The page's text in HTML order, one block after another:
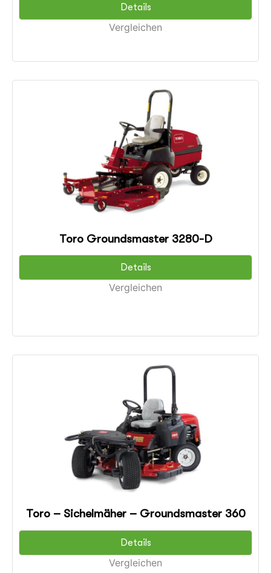
Details
Vergleichen
Toro Groundsmaster 3280-D
Details
Vergleichen
Toro – Sichelmäher – Groundsmaster 360
Details
Vergleichen